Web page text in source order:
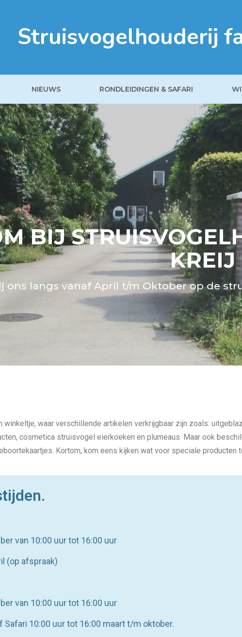
Struisvogelhouderij
NIEUWS RONDLEIDINGEN & SAFARI
BIJ
KREIJ
ons langs vanaf April t/m Oktober op de
winkeltje, waar verschillende artikelen verkrijgbaar zijn zoals:
cosmetica struisvogel eierkoeken en plumeaus. Maar ook
Kortom, kom eens kijken wat voor speciale producten
van 10:00 uur tot 16:00 uur
(op afspraak)
van 10:00 uur tot 16:00 uur
Safari 10:00 uur tot 16:00 maart t/m oktober.